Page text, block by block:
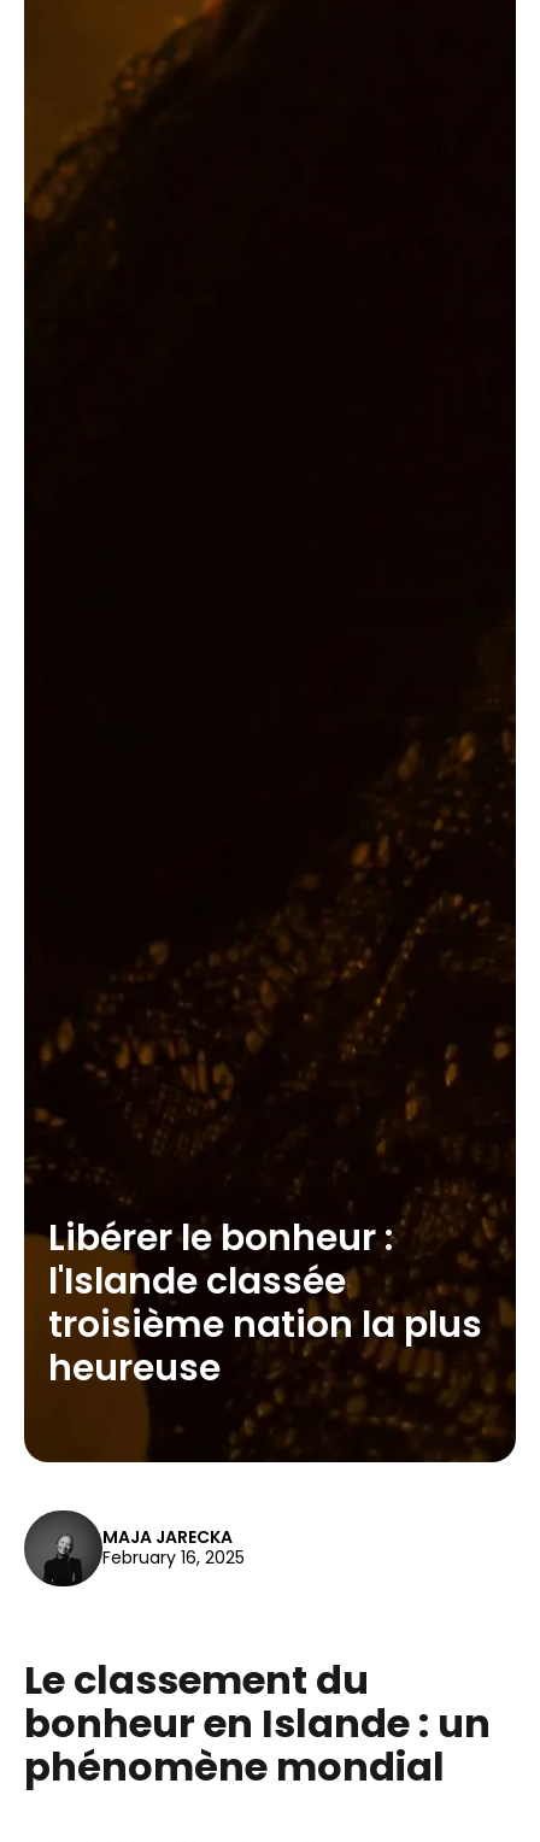
Libérer le bonheur :
l'Islande classée
troisième nation la plus
heureuse
MAJA JARECKA
February 16, 2025
Le classement du
bonheur en Islande : un
phénomène mondial